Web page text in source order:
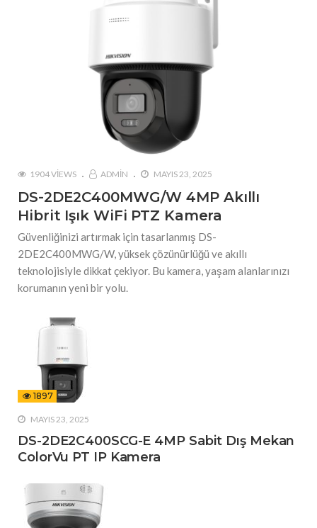
1904 VIEWS ADMIN MAYIS 23, 2025
DS-2DE2C400MWG/W 4MP Akıllı
Hibrit Işık WiFi PTZ Kamera
Güvenliğinizi artırmak için tasarlanmış DS-
2DE2C400MWG/W, yüksek çözünürlüğü ve akıllı
teknolojisiyle dikkat çekiyor. Bu kamera, yaşam alanlarınızı
korumanın yeni bir yolu.
1897
MAYIS 23, 2025
DS-2DE2C400SCG-E 4MP Sabit Dış Mekan
ColorVu PT IP Kamera